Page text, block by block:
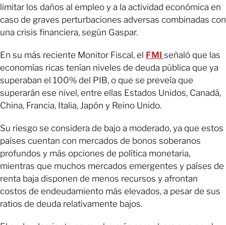
limitar los daños al empleo y a la actividad económica en
caso de graves perturbaciones adversas combinadas con
una crisis financiera, según Gaspar.
En su más reciente Monitor Fiscal, el FMI señaló que las
economías ricas tenían niveles de deuda pública que ya
superaban el 100% del PIB, o que se preveía que
superarán ese nivel, entre ellas Estados Unidos, Canadá,
China, Francia, Italia, Japón y Reino Unido.
Su riesgo se considera de bajo a moderado, ya que estos
países cuentan con mercados de bonos soberanos
profundos y más opciones de política monetaria,
mientras que muchos mercados emergentes y países de
renta baja disponen de menos recursos y afrontan
costos de endeudamiento más elevados, a pesar de sus
ratios de deuda relativamente bajos.